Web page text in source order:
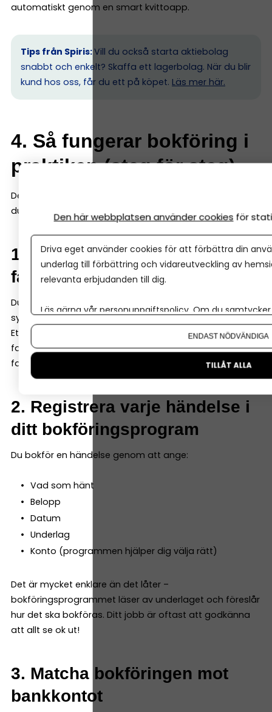
automatiskt genom en smart kvittoapp.
Tips från Spiris:Vill du också starta aktiebolag
snabbt och enkelt? Skaffa ett lagerbolag. När du blir
kund hos oss, får du ett på köpet. Läs mer här.
4. Så fungerar bokföring i
praktiken (steg för steg)
Det är här många tror att bokföring blir svårt. Men gör
du det enkelt, så är det enkelt. Här är grunderna:
1. Samla alla kvitton och
fakturor digitalt
Du ska inte spara kvitton och fakturor löst – de ska in i
systemet.
Ett bra bokföringsprogram kan både ta emot digitala
fakturor och enkelt scanna in kvitton och fysiska
fakturor – så att du samlar allt i programmet direkt.
2. Registrera varje händelse i
ditt bokföringsprogram
Du bokför en händelse genom att ange:
Vad som hänt
Belopp
Datum
Underlag
Konto (programmen hjälper dig välja rätt)
Det är mycket enklare än det låter –
bokföringsprogrammet läser av underlaget och föreslår
hur det ska bokföras. Ditt jobb är oftast att godkänna
att allt se ok ut!
3. Matcha bokföringen mot
bankkontot
Den här webbplatsen använder cookies för
Driva eget använder cookies för att förbättra din
underlag till förbättring och vidareutveckling av
relevanta erbjudanden till dig.
Läs gärna vår personuppgiftspolicy. Om du
Om du vill ändra ditt val i efterhand hittar du den
ENDAST NÖDVÄNDIGA
TILLÅT ALLA